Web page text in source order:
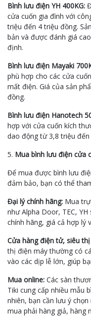
Bình lưu điện YH 400KG:
cửa cuốn gia đình với
triệu đến 4 triệu đồng.
bản và được đánh giá
định.
Bình lưu điện Mayaki
phù hợp cho các cửa
mất điện. Giá của sản
đồng.
Bình lưu điện Hanotech
hợp với cửa cuốn kích
dao động từ 3,8 triệu đến
5. Mua bình lưu điện cửa
Để mua được bình lưu
đảm bảo, bạn có thể
Đại lý chính hãng: Mua
như Alpha Door, TEC,
chính hãng, giá cả hợp lý
Cửa hàng điện tử, siêu
thị điện máy thường có
vào các dịp lễ lớn, giúp
Mua online: Các sàn
Tiki cung cấp nhiều mẫu
nhiên, bạn cần lưu ý
mua phải hàng giả, hàng